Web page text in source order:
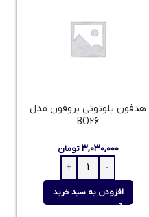
هدفون بلوتوثی بروفون مدل
BO26
۳,۰۳۰,۰۰۰ تومان
افزودن به سبد خرید